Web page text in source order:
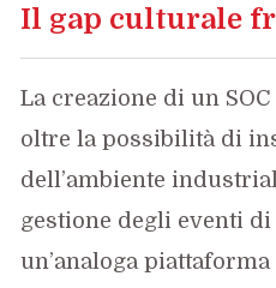
Il gap culturale
La creazione di un
oltre la possibilità di
dell’ambiente
gestione degli eventi
un’analoga